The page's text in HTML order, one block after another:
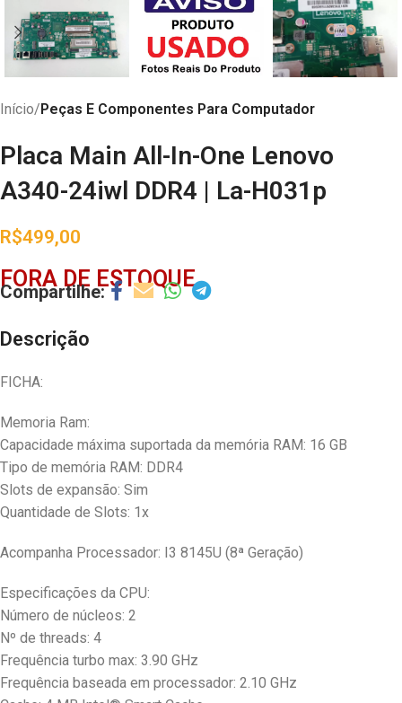
Início Peças E Componentes Para Computador
Placa Main All-In-One Lenovo
A340-24iwl DDR4 | La-H031p
R$499,00
FORA DE ESTOQUE
Descrição
FICHA:
Memoria Ram:
Capacidade máxima suportada da memória RAM: 16 GB
Tipo de memória RAM: DDR4
Slots de expansão: Sim
Quantidade de Slots: 1x
Acompanha Processador: I3 8145U (8ª Geração)
Especificações da CPU:
Número de núcleos: 2
Nº de threads: 4
Frequência turbo max: 3.90 GHz
Frequência baseada em processador: 2.10 GHz